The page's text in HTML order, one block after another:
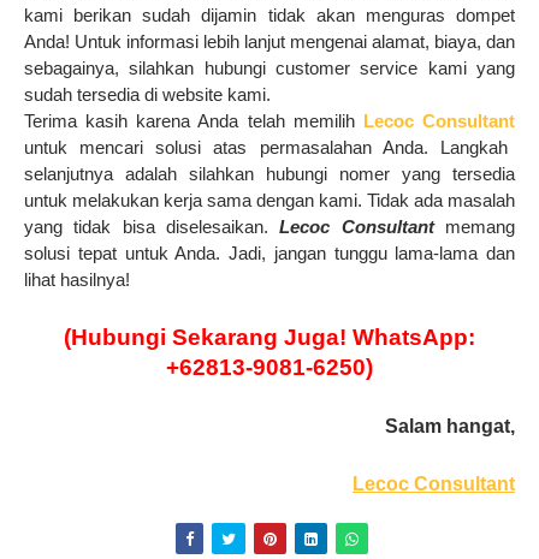
kami berikan sudah dijamin tidak akan menguras dompet
Anda! Untuk informasi lebih lanjut mengenai alamat, biaya, dan
sebagainya, silahkan hubungi customer service kami yang
sudah tersedia di website kami.
Terima kasih karena Anda telah memilih
Lecoc Consultant
untuk mencari solusi atas permasalahan Anda. Langkah
selanjutnya adalah silahkan hubungi nomer yang tersedia
untuk melakukan kerja sama dengan kami. Tidak ada masalah
yang tidak bisa diselesaikan.Lecoc Consultantmemang
solusi tepat untuk Anda. Jadi, jangan tunggu lama-lama dan
lihat hasilnya!
(Hubungi Sekarang Juga! WhatsApp:
+62813-9081-6250)
Salam hangat,
Lecoc Consultant